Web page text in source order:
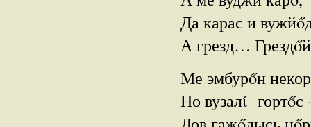
Да карас и
А грезд…
Ме эмбурőн
Но вузалί гортőс